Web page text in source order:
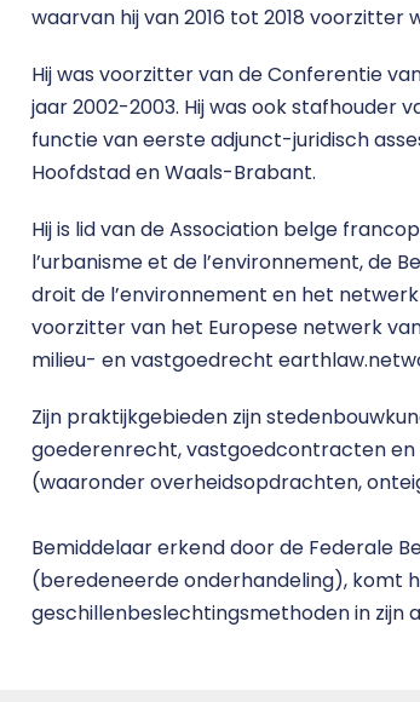
waarvan hij van 2016 tot 2018 voorzitter
Hij was voorzitter van de Conferentie
jaar 2002-2003. Hij was ook stafhouder
functie van eerste adjunct-juridisch
Hoofdstad en Waals-Brabant.
Hij is lid van de Association belge
l’urbanisme et de l’environnement, de
droit de l’environnement en het
voorzitter van het Europese netwerk
milieu- en vastgoedrecht
Zijn praktijkgebieden zijn
goederenrecht, vastgoedcontracten en
(waaronder overheidsopdrachten,
Bemiddelaar erkend door de Federale
(beredeneerde onderhandeling), komt
geschillenbeslechtingsmethoden in zijn